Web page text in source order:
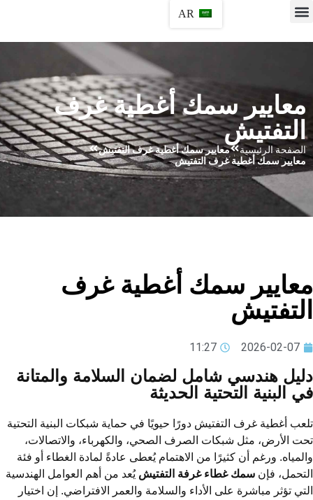
AR
معايير سمك أغطية غرف
التفتيش
الصفحة الرئيسية
معايير سمك أغطية غرف التفتيش
معايير سمك أغطية غرف التفتيش
سمك أغطية غرف
2026-02-07
11:27
هندسي شامل لضمان السلامة والمتانة
البنية التحتية الحديثة
أغطية غرف التفتيش دورًا حيويًا في حماية شبكات البنية التحتية
الأرض، مثل شبكات الصرف الصحي، والكهرباء، والاتصالات،
ورغم أن كثيرًا من الاهتمام يُعطى عادةً لمادة الغطاء أو فئة
فإنسمك غطاء غرفة التفتيش يُعد من أهم العوامل الهندسية
تؤثر مباشرة على الأداء والسلامة والعمر الافتراضي. إن اختيار